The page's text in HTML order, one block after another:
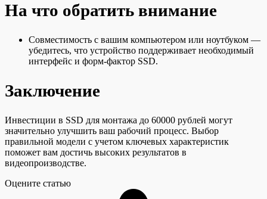
На что обратить внимание
Совместимость с вашим компьютером или ноутбуком —
убедитесь, что устройство поддерживает необходимый
интерфейс и форм-фактор SSD.
Заключение
Инвестиции в SSD для монтажа до 60000 рублей могут
значительно улучшить ваш рабочий процесс. Выбор
правильной модели с учетом ключевых характеристик
поможет вам достичь высоких результатов в
видеопроизводстве.
Оцените статью